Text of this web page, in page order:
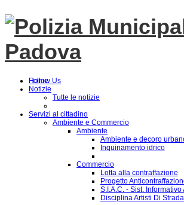
Follow Us
Home
Notizie
Tutte le notizie
Servizi al cittadino
Ambiente e Commercio
Ambiente
Ambiente e decoro
Inquinamento idrico
Commercio
Lotta alla contraffazione
Progetto
S.I.A.C. - Sist.
Disciplina Artisti Di Strada